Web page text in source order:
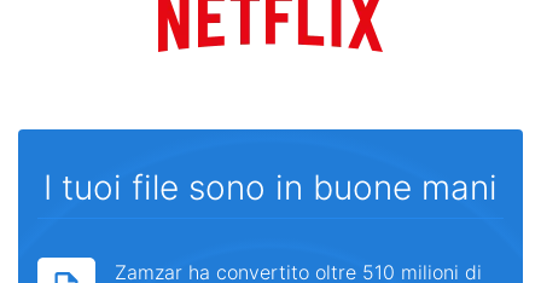
I tuoi file sono in buone mani
Zamzar ha convertito oltre 510 milioni di